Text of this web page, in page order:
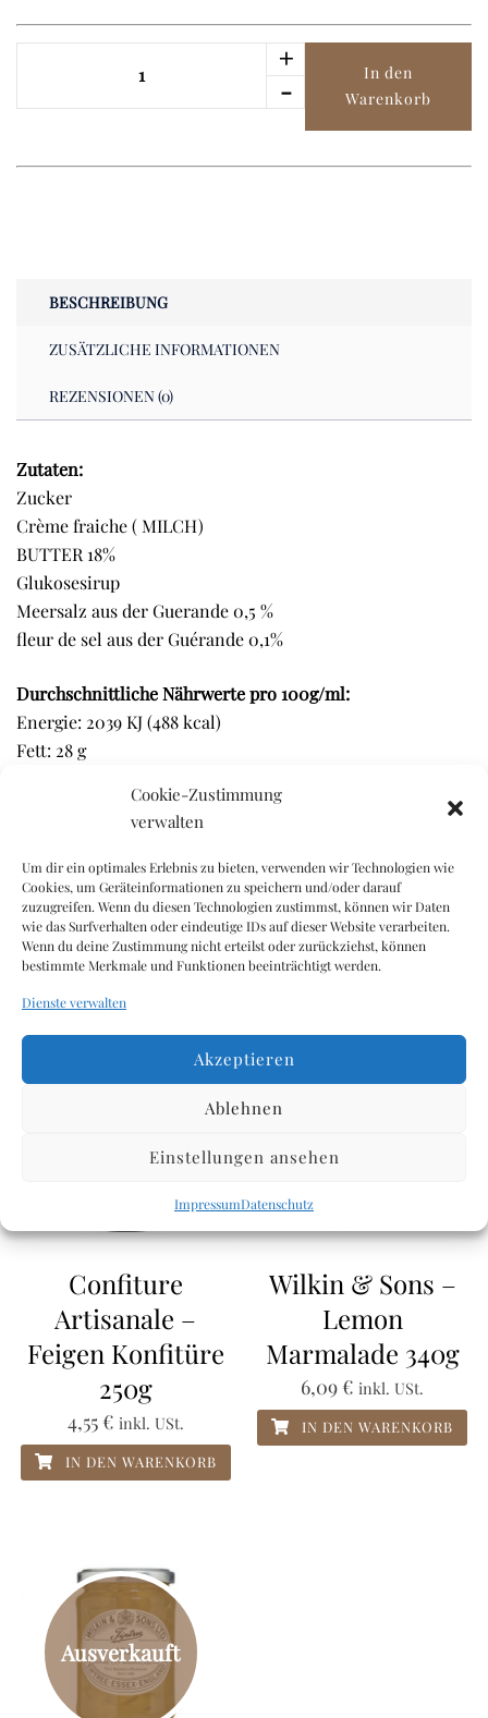
Cookie-Zustimmung
verwalten
Um dir ein optimales Erlebnis zu bieten, verwenden wir Technologien wie
Cookies, um Geräteinformationen zu speichern und/oder darauf
zuzugreifen. Wenn du diesen Technologien zustimmst, können wir Daten
wie das Surfverhalten oder eindeutige IDs auf dieser Website verarbeiten.
Wenn du deine Zustimmung nicht erteilst oder zurückziehst, können
bestimmte Merkmale und Funktionen beeinträchtigt werden.
Dienste verwalten
Akzeptieren
Ablehnen
Einstellungen ansehen
ImpressumDatenschutz
-
d'Armorine
Gesalzene
+
In den
Warenkorb
BESCHREIBUNG
ZUSÄTZLICHE INFORMATIONEN
REZENSIONEN (0)
Zutaten:
Zucker
Crème fraiche ( MILCH)
BUTTER 18%
Glukosesirup
Meersalz aus der Guerande 0,5 %
fleur de sel aus der Guérande 0,1%
Durchschnittliche Nährwerte pro 100g/ml:
Energie: 2039 KJ (488 kcal)
Fett: 28 g
Kohlenhydrate: 58 g
Davon Zucker: 41 g
Eiweiß: 1 g
Salz: 0,5 g
Ähnliche Produkte
Confiture
Artisanale –
Feigen Konfitüre
250g
4,55€ inkl. USt.
IN DEN WARENKORB
Wilkin & Sons –
Lemon
Marmalade 340g
6,09€ inkl. USt.
IN DEN WARENKORB